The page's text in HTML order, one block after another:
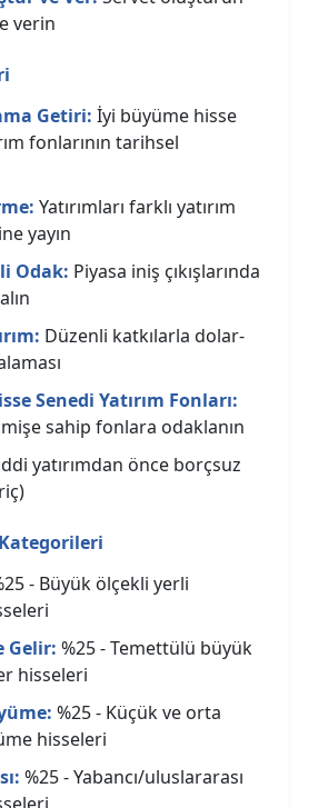
verin
Getiri: İyi büyüme hisse
fonlarının tarihsel
Yatırımları farklı yatırım
yayın
Odak: Piyasa iniş çıkışlarında
Düzenli katkılarla dolar-
Senedi Yatırım Fonları:
sahip fonlara odaklanın
yatırımdan önce borçsuz
- Büyük ölçekli yerli
Gelir: %25 - Temettülü büyük
hisseleri
%25 - Küçük ve orta
hisseleri
%25 - Yabancı/uluslararası